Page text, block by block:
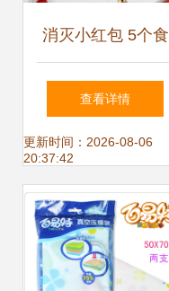
消灭小红包 5个食
品真空压缩袋，让
收纳更高效
查看详情
更新时间：2026-08-06
20:37:42